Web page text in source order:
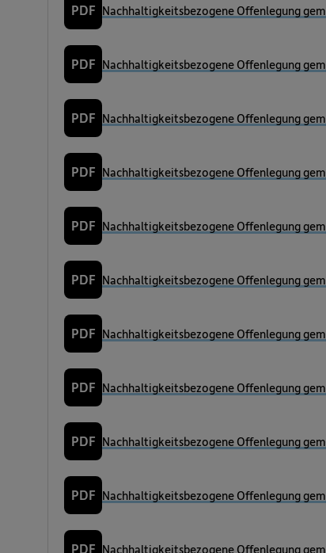
PDF Nachhaltigkeitsbezogene Offenlegung
PDF Nachhaltigkeitsbezogene Offenlegung
PDF Nachhaltigkeitsbezogene Offenlegung
PDF Nachhaltigkeitsbezogene Offenlegung
PDF Nachhaltigkeitsbezogene Offenlegung
PDF Nachhaltigkeitsbezogene Offenlegung
PDF Nachhaltigkeitsbezogene Offenlegung
PDF Nachhaltigkeitsbezogene Offenlegung
PDF Nachhaltigkeitsbezogene Offenlegung
PDF Nachhaltigkeitsbezogene Offenlegung
PDF Nachhaltigkeitsbezogene Offenlegung